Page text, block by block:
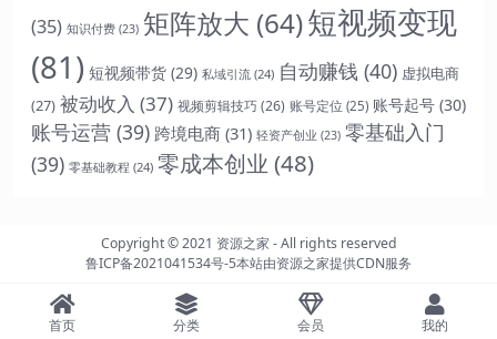
(35) 知识付费 (23) 矩阵放大 (64)短视频变现
(81) 短视频带货 (29) 私域引流 (24) 自动赚钱 (40) 虚拟电商
(27) 被动收入 (37) 视频剪辑技巧(26) 账号定位 (25) 账号起号 (30)
账号运营 (39) 跨境电商 (31) 轻资产创业 (23) 零基础入门
(39) 零基础教程 (24) 零成本创业 (48)
Copyright © 2021 资源之家 - All rights reserved
鲁ICP备2021041534号-5本站由资源之家提供CDN服务
首页 分类 会员 我的